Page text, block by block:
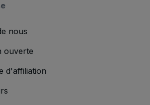
nous
ouverte
d'affiliation